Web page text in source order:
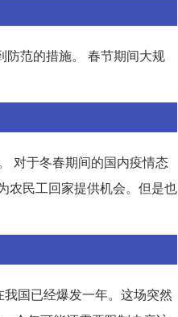
防范的措施。 春节期间大规
对于冬春期间的国内疫情态
农民工回家提供机会。但是也
国已经爆发一年。这场突然